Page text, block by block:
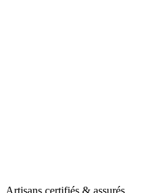
Artisans certifiés & assurés